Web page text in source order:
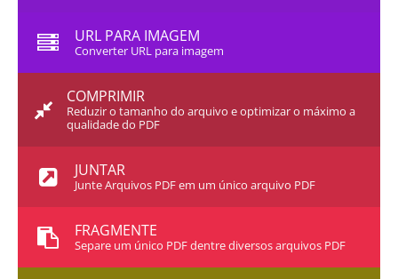
URL PARA IMAGEM
Converter URL para imagem
COMPRIMIR
Reduzir o tamanho do arquivo e optimizar o máximo a
qualidade do PDF
JUNTAR
Junte Arquivos PDF em um único arquivo PDF
FRAGMENTE
Separe um único PDF dentre diversos arquivos PDF